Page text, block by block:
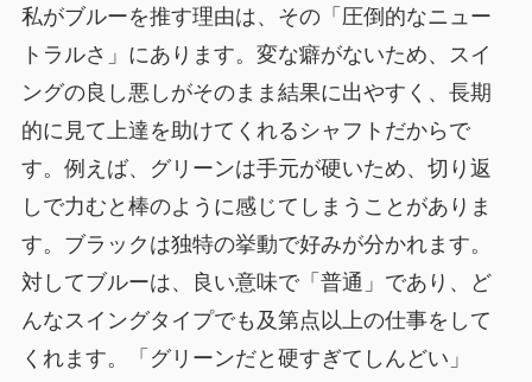
私がブルーを推す理由は、その「圧倒的なニュー
トラルさ」 にあります。変な癖がないため、スイ
ングの良し悪しがそのまま結果に出やすく、長期
的に見て上達を助けてくれるシャフトだからで
す。例えば、グリーンは手元が硬いため、切り返
しで力むと棒のように感じてしまうことがありま
す。ブラックは独特の挙動で好みが分かれます。
対してブルーは、良い意味で「普通」であり、ど
んなスイングタイプでも及第点以上の仕事をして
くれます。「グリーンだと硬すぎてしんどい」